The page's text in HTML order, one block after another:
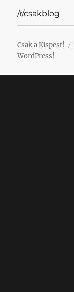
/r/csakblog
Csak a Kispest!
WordPress!